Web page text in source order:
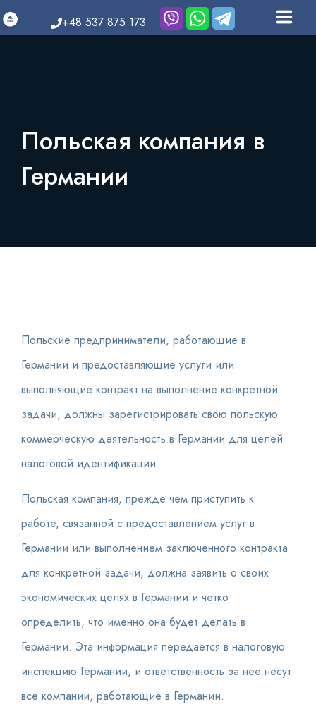
+48 537 875 173
КАРЬЕРА
Польская компания в
Германии
Польские предприниматели, работающие в
Германии и предоставляющие услуги или
выполняющие контракт на выполнение конкретной
задачи, должны зарегистрировать свою польскую
коммерческую деятельность в Германии для целей
налоговой идентификации.
Польская компания, прежде чем приступить к
работе, связанной с предоставлением услуг в
Германии или выполнением заключенного контракта
для конкретной задачи, должна заявить о своих
экономических целях в Германии и четко
определить, что именно она будет делать в
Германии. Эта информация передается в налоговую
инспекцию Германии, и ответственность за нее несут
все компании, работающие в Германии.